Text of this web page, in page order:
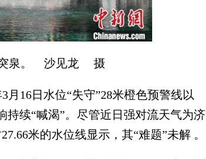
突泉。 沙见龙 摄
16日水位“失守”28米橙色预警线以
持续“喊渴”。尽管近日强对流天气为济
米的水位线显示，其“难题”未解 。